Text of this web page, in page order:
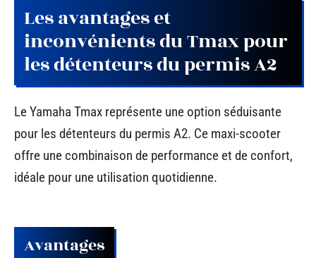
Les avantages et
inconvénients du Tmax pour
les détenteurs du permis A2
Le Yamaha Tmax représente une option séduisante
pour les détenteurs du permis A2. Ce maxi-scooter
offre une combinaison de performance et de confort,
idéale pour une utilisation quotidienne.
Avantages